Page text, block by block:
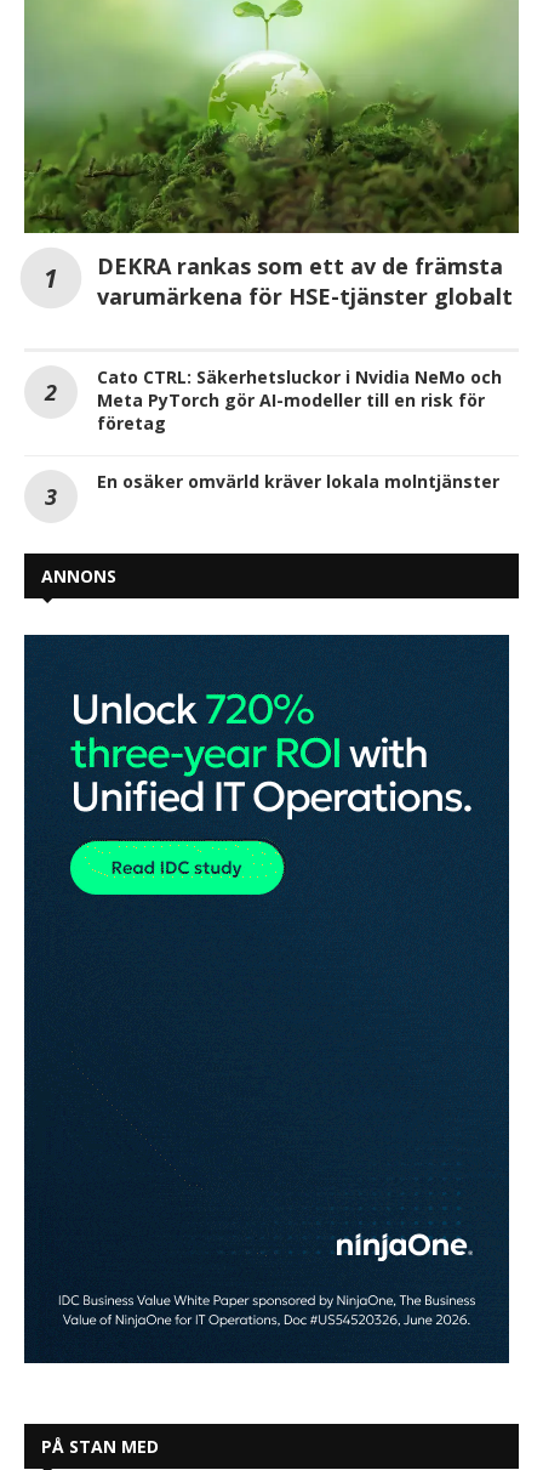
DEKRA rankas som ett av de främsta
varumärkena för HSE-tjänster globalt
Cato CTRL: Säkerhetsluckor i Nvidia NeMo och
Meta PyTorch gör AI-modeller till en risk för
företag
En osäker omvärld kräver lokala molntjänster
ANNONS
PÅ STAN MED